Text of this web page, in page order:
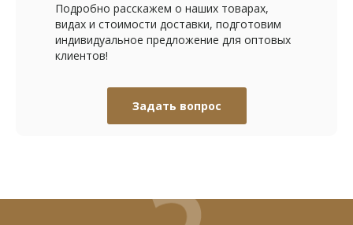
Подробно расскажем о наших товарах,
видах и стоимости доставки, подготовим
индивидуальное предложение для оптовых
клиентов!
Задать вопрос